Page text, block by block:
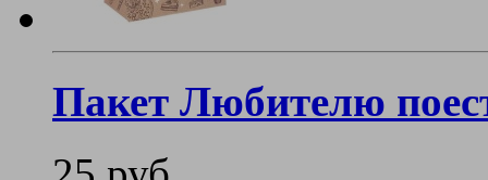
Пакет Любителю